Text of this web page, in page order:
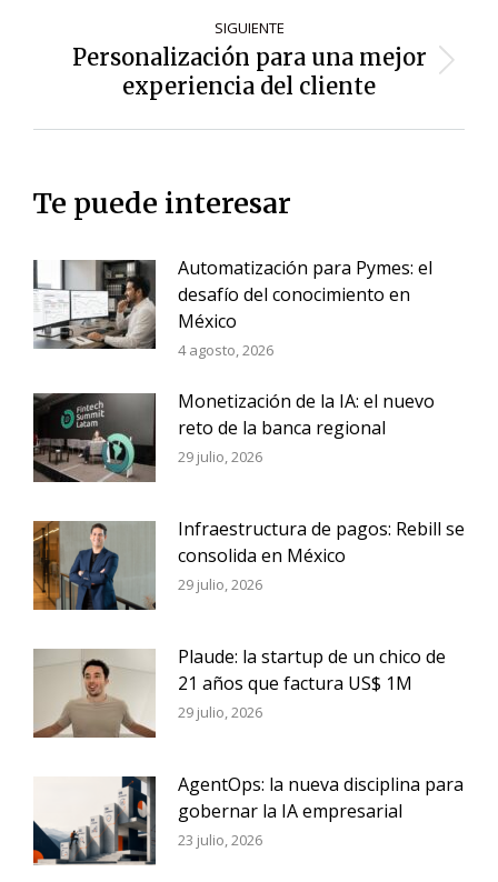
SIGUIENTE
Siguiente
entrada:
Personalización para una mejor
experiencia del cliente
Te puede interesar
Automatización para Pymes: el
desafío del conocimiento en
México
4 agosto, 2026
Monetización de la IA: el nuevo
reto de la banca regional
29 julio, 2026
Infraestructura de pagos: Rebill se
consolida en México
29 julio, 2026
Plaude: la startup de un chico de
21 años que factura US$ 1M
29 julio, 2026
AgentOps: la nueva disciplina para
gobernar la IA empresarial
23 julio, 2026